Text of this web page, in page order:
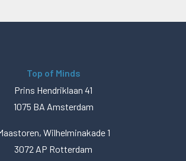
Top of Minds
Prins Hendriklaan 41
1075 BA Amsterdam
Wilhelminakade 1
3072 AP Rotterdam